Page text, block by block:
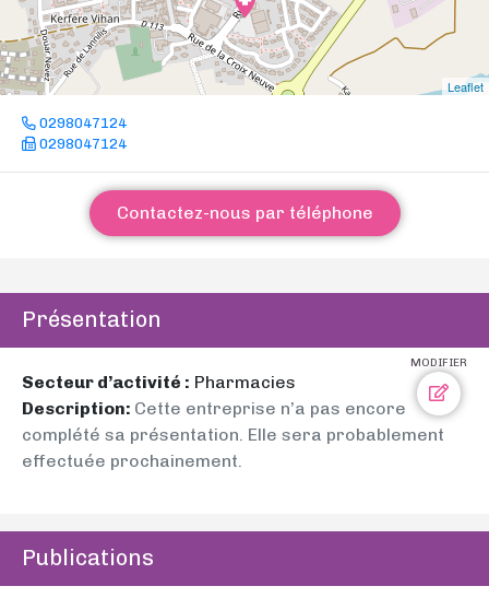
Leaflet
0298047124
0298047124
Contactez-nous par téléphone
Présentation
MODIFIER
Secteur d’activité : Pharmacies
Description: Cette entreprise n’a pas encore
complété sa présentation. Elle sera probablement
effectuée prochainement.
Publications